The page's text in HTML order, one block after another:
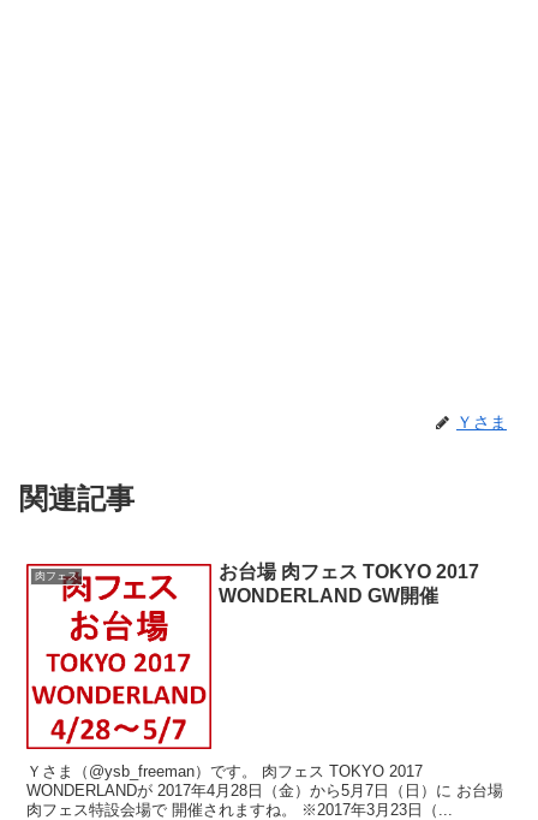
Ｙさま
関連記事
肉フェス
お台場 肉フェス TOKYO 2017
WONDERLAND GW開催
Ｙさま（@ysb_freeman）です。 肉フェス TOKYO 2017
WONDERLANDが 2017年4月28日（金）から5月7日（日）に お台場
肉フェス特設会場で 開催されますね。 ※2017年3月23日（...